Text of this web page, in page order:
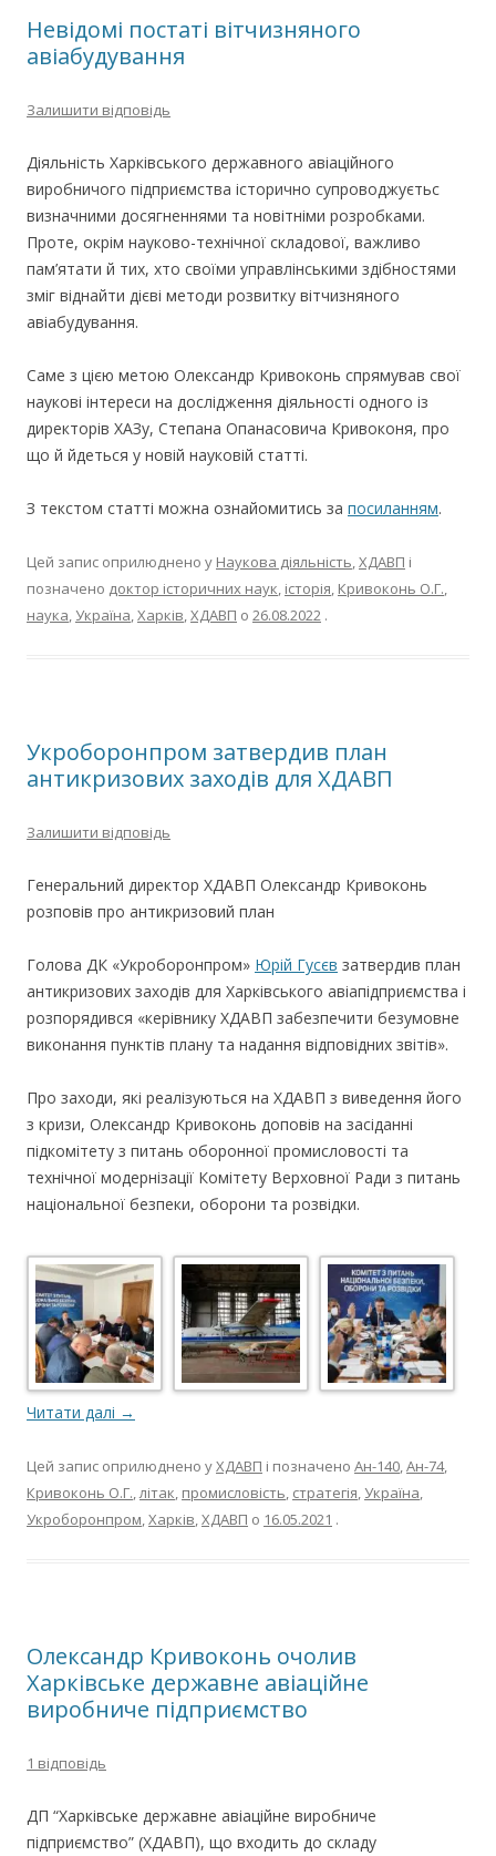
Невідомі постаті вітчизняного
авіабудування
Залишити відповідь
Діяльність Харківського державного авіаційного
виробничого підприємства історично супроводжуєтьс
визначними досягненнями та новітніми розробками.
Проте, окрім науково-технічної складової, важливо
пам’ятати й тих, хто своїми управлінськими здібностями
зміг віднайти дієві методи розвитку вітчизняного
авіабудування.
Саме з цією метою Олександр Кривоконь спрямував свої
наукові інтереси на дослідження діяльності одного із
директорів ХАЗу, Степана Опанасовича Кривоконя, про
що й йдеться у новій науковій статті.
З текстом статті можна ознайомитись за посиланням.
Цей запис оприлюднено у Наукова діяльність,ХДАВП і
позначено доктор історичних наук, історія, Кривоконь О.Г.,
наука,Україна,Харків,ХДАВП о 26.08.2022 .
Укроборонпром затвердив план
антикризових заходів для ХДАВП
Залишити відповідь
Генеральний директор ХДАВП Олександр Кривоконь
розповів про антикризовий план
Голова ДК «Укроборонпром» Юрій Гусєв затвердив план
антикризових заходів для Харківського авіапідприємства і
розпорядився «керівнику ХДАВП забезпечити безумовне
виконання пунктів плану та надання відповідних звітів».
Про заходи, які реалізуються на ХДАВП з виведення його
з кризи, Олександр Кривоконь доповів на засіданні
підкомітету з питань оборонної промисловості та
технічної модернізації Комітету Верховної Ради з питань
національної безпеки, оборони та розвідки.
Читати далі →
Цей запис оприлюднено уХДАВП і позначено Ан-140,Ан-74,
Кривоконь О.Г.,літак, промисловість, стратегія,Україна,
Укроборонпром,Харків,ХДАВП о 16.05.2021 .
Олександр Кривоконь очолив
Харківське державне авіаційне
виробниче підприємство
1 відповідь
ДП “Харківське державне авіаційне виробниче
підприємство” (ХДАВП), що входить до складу